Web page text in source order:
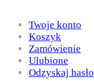
for
God
Design
Twoje konto
Koszyk
Zamówienie
Ulubione
Odzyskaj hasło